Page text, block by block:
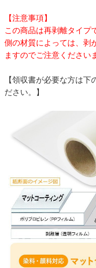
【注意事項】
この商品は再剥離タイプ
側の材質によっては、剥
ますのでご注意ください
【領収書が必要な方は下
ださい。】